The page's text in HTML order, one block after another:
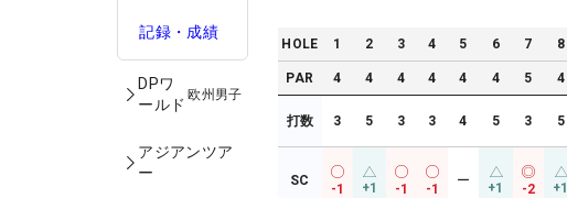
記録・成績
DPワ
ールド
欧州男子
アジアンツア
ー
HOLE 1 2 3 4 5 6 7 8
PAR 4 4 4 4 4 4 5 4
打数 3 5 3 3 4 5 3 5
SC
-1 +1 -1 -1
ー +1 -2 +1